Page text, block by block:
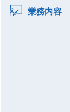
業務内容